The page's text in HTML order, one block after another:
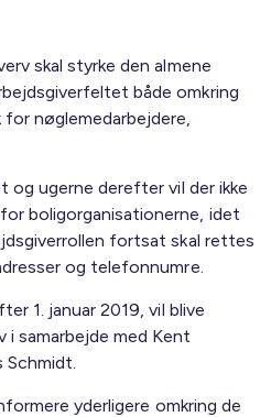
skal styrke den almene
både omkring
nøglemedarbejdere,
og ugerne derefter vil der ikke
boligorganisationerne, idet
fortsat skal rettes
og telefonnumre.
1. januar 2019, vil blive
i samarbejde med Kent
Schmidt.
yderligere omkring de